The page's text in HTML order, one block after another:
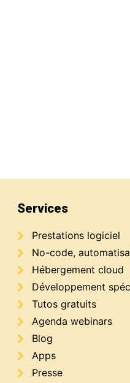
Services
Prestations logiciel
No-code,
Hébergement cloud
Développement
Tutos gratuits
Agenda webinars
Blog
Apps
Presse